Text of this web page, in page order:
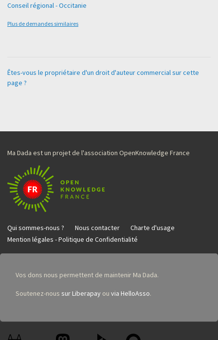
Conseil régional - Occitanie
Plus de demandes similaires
Êtes-vous le propriétaire d'un droit d'auteur commercial sur cette
page ?
Ma Dada est un projet de l'association OpenKnowledge France
Qui sommes-nous ? Nous contacter
Charte d'usage
Mention légales - Politique de Confidentialité
Vos dons nous permettent de maintenir Ma Dada.
Soutenez-nous sur Liberapay ou via HelloAsso.